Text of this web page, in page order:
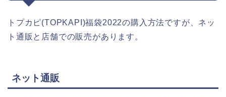
トプカピ(TOPKAPI)福袋2022の購入方法ですが、ネッ
ト通販と店舗での販売があります。
ネット通販